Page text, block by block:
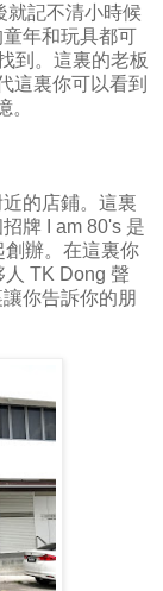
就記不清小時候
年和玩具都可
到。這裏的老板
這裏你可以看到
。
的店鋪。這裏
牌 I am 80's 是
創辦。在這裏你
TK Dong 聲
你告訴你的朋